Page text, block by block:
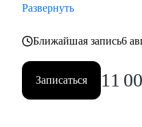
Развернуть
Ближайшая запись6
Записаться 11